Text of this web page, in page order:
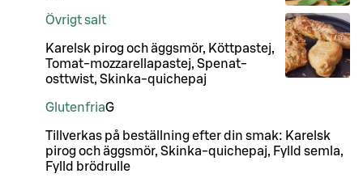
Övrigt salt
Karelsk pirog och äggsmör, Köttpastej,
Tomat-mozzarellapastej, Spenat-
osttwist, Skinka-quichepaj
GlutenfriaG
Tillverkas på beställning efter din smak: Karelsk
pirog och äggsmör, Skinka-quichepaj, Fylld semla,
Fylld brödrulle